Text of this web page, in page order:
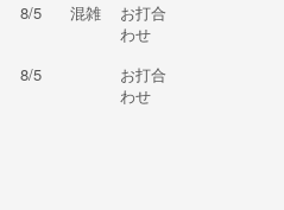
8/5 混雑
お打合
わせ
8/5
お打合
わせ